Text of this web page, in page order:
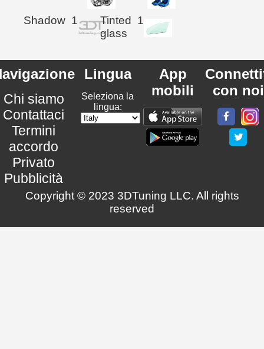
Shadow 1
Tinted
glass
1
Chi siamo
Contattaci
Termini
accordo
Privato
Pubblicità
Lingua
Seleziona la
lingua:
App
mobili
con noi
Copyright © 2023 3DTuning LLC. All rights
reserved